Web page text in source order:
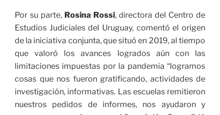
Por su parte, Rosina Rossi, directora del Centro de
Estudios Judiciales del Uruguay, comentó el origen
de la iniciativa conjunta, que situó en 2019, al tiempo
que valoró los avances logrados aún con las
limitaciones impuestas por la pandemia “logramos
cosas que nos fueron gratificando, actividades de
investigación, informativas. Las escuelas remitieron
nuestros pedidos de informes, nos ayudaron y